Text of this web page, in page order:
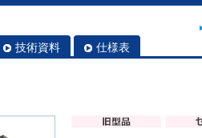
技術資料 仕様表